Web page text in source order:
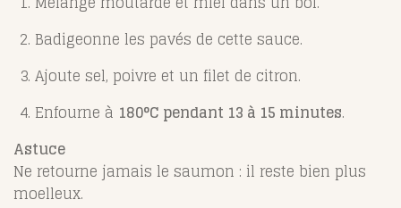
Badigeonne les pavés de cette sauce.
Ajoute sel, poivre et un filet de citron.
Enfourne à 180°C pendant 13 à 15 minutes.
Astuce
Ne retourne jamais le saumon : il reste bien plus
moelleux.